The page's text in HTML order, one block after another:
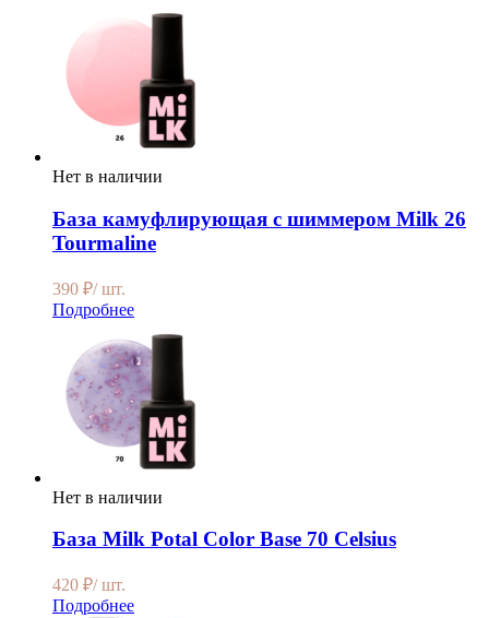
Нет в наличии
База камуфлирующая с шиммером Milk 26
Tourmaline
390 ₽/ шт.
Подробнее
Нет в наличии
База Milk Potal Color Base 70 Celsius
420 ₽/ шт.
Подробнее